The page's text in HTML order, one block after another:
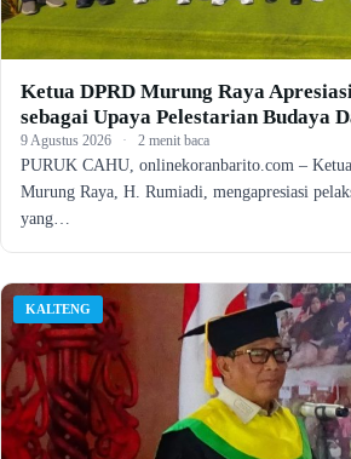
Ketua DPRD Murung Raya
sebagai Upaya Pelestarian Budaya
9 Agustus 2026 · 2 menit baca
PURUK CAHU, onlinekoranbarito.com –
Murung Raya, H. Rumiadi, mengapresiasi
yang…
KALTENG